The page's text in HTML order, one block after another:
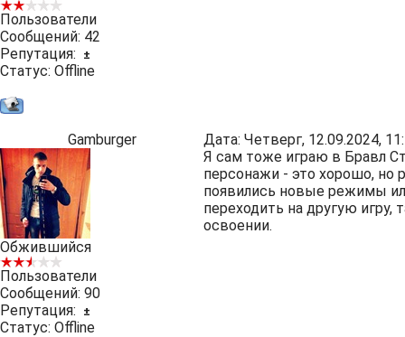
Пользователи
Сообщений: 42
Репутация:
±
Статус: Offline
Gamburger Дата: Четверг, 12.09.2024,
Обжившийся
Пользователи
Сообщений: 90
Репутация:
±
Статус: Offline
Я сам тоже играю в Бравл
персонажи - это хорошо, но
появились новые режимы
переходить на другую игру,
освоении.